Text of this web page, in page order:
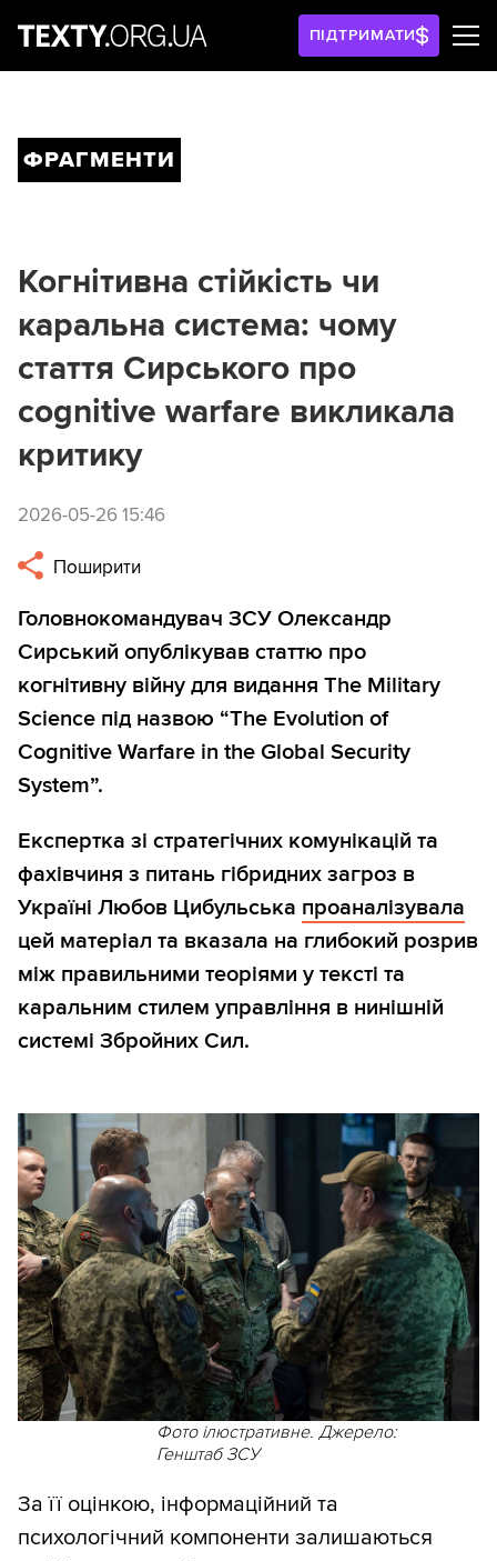
ПІДТРИМАТИ
ФРАГМЕНТИ
Когнітивна стійкість чи
каральна система: чому
стаття Сирського про
cognitive warfare викликала
критику
2026-05-26 15:46
Поширити
Головнокомандувач ЗСУ Олександр
Сирський опублікував статтю про
когнітивну війну для видання The Military
Science під назвою “The Evolution of
Cognitive Warfare in the Global Security
System”.
Експертка зі стратегічних комунікацій та
фахівчиня з питань гібридних загроз в
Україні Любов Цибульська проаналізувала
цей матеріал та вказала на глибокий розрив
між правильними теоріями у тексті та
каральним стилем управління в нинішній
системі Збройних Сил.
Фото ілюстративне. Джерело:
Генштаб ЗСУ
За її оцінкою, інформаційний та
психологічний компоненти залишаються